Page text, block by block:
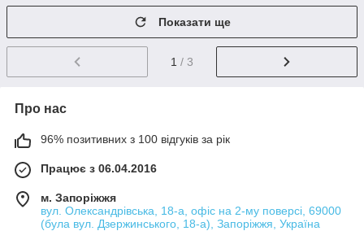
Показати ще
1 / 3
Про нас
96% позитивних з 100 відгуків за рік
Працює з 06.04.2016
м. Запоріжжя
вул. Олександрівська, 18-а, офіс на 2-му поверсі, 69000
(була вул. Дзержинського, 18-а), Запоріжжя, Україна